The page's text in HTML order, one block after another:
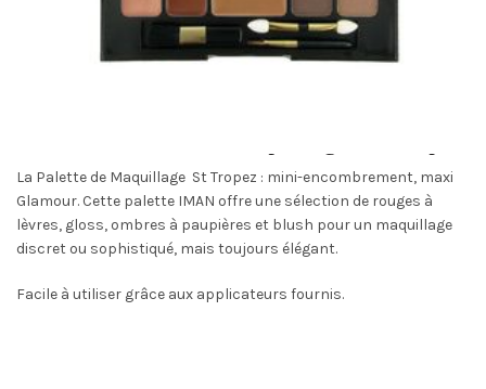
La Palette de Maquillage St Tropez : mini-encombrement, maxi
Glamour. Cette palette IMAN offre une sélection de rouges à
lèvres, gloss, ombres à paupières et blush pour un maquillage
discret ou sophistiqué, mais toujours élégant.
Facile à utiliser grâce aux applicateurs fournis.